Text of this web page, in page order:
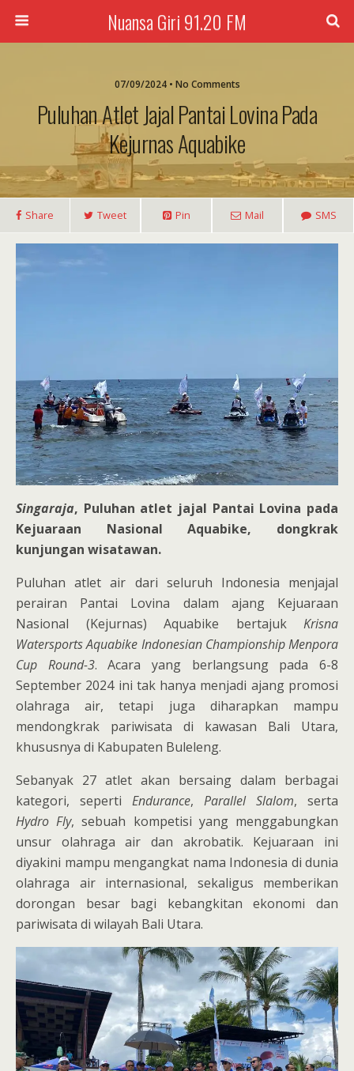
Nuansa Giri 91.20 FM
07/09/2024 • No Comments
Puluhan Atlet Jajal Pantai Lovina Pada
Kejurnas Aquabike
Share Tweet Pin Mail SMS
Singaraja, Puluhan atlet jajal Pantai Lovina pada
Kejuaraan Nasional Aquabike, dongkrak
kunjungan wisatawan.
Puluhan atlet air dari seluruh Indonesia menjajal
perairan Pantai Lovina dalam ajang Kejuaraan
Nasional (Kejurnas) Aquabike bertajuk Krisna
Watersports Aquabike Indonesian Championship Menpora
Cup Round-3. Acara yang berlangsung pada 6-8
September 2024 ini tak hanya menjadi ajang promosi
olahraga air, tetapi juga diharapkan mampu
mendongkrak pariwisata di kawasan Bali Utara,
khususnya di Kabupaten Buleleng.
Sebanyak 27 atlet akan bersaing dalam berbagai
kategori, seperti Endurance, Parallel Slalom, serta
Hydro Fly, sebuah kompetisi yang menggabungkan
unsur olahraga air dan akrobatik. Kejuaraan ini
diyakini mampu mengangkat nama Indonesia di dunia
olahraga air internasional, sekaligus memberikan
dorongan besar bagi kebangkitan ekonomi dan
pariwisata di wilayah Bali Utara.